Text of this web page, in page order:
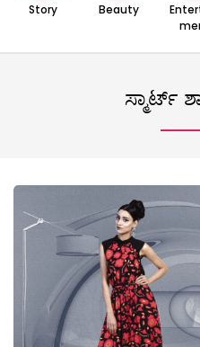
Story Beauty
ಸ್ಮಾರ್ಟ್